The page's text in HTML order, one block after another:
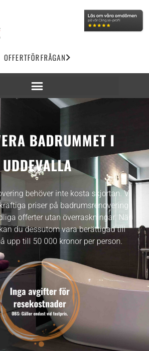
OFFERTFÖRFRÅGAN
BADRUMMET I
UDDEVALLA
behöver inte kosta skjortan. Vi
priser på badrumsrenovering
offerter utan överraskningar. När
du dessutom vara berättigad till
upp till 50 000 kronor per person.